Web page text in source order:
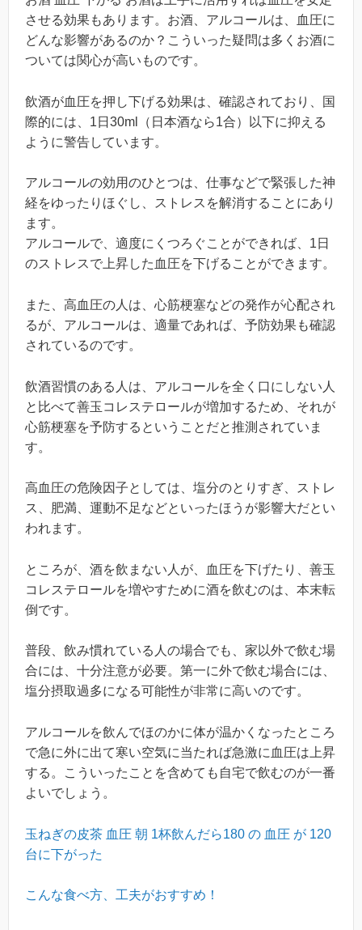
させる効果もあります。お酒、アルコールは、血圧に
どんな影響があるのか？こういった疑問は多くお酒に
ついては関心が高いものです。
飲酒が血圧を押し下げる効果は、確認されており、国
際的には、1日30ml（日本酒なら1合）以下に抑える
ように警告しています。
アルコールの効用のひとつは、仕事などで緊張した神
経をゆったりほぐし、ストレスを解消することにあり
ます。
アルコールで、適度にくつろぐことができれば、1日
のストレスで上昇した血圧を下げることができます。
また、高血圧の人は、心筋梗塞などの発作が心配され
るが、アルコールは、適量であれば、予防効果も確認
されているのです。
飲酒習慣のある人は、アルコールを全く口にしない人
と比べて善玉コレステロールが増加するため、それが
心筋梗塞を予防するということだと推測されていま
す。
高血圧の危険因子としては、塩分のとりすぎ、ストレ
ス、肥満、運動不足などといったほうが影響大だとい
われます。
ところが、酒を飲まない人が、血圧を下げたり、善玉
コレステロールを増やすために酒を飲むのは、本末転
倒です。
普段、飲み慣れている人の場合でも、家以外で飲む場
合には、十分注意が必要。第一に外で飲む場合には、
塩分摂取過多になる可能性が非常に高いのです。
アルコールを飲んでほのかに体が温かくなったところ
で急に外に出て寒い空気に当たれば急激に血圧は上昇
する。こういったことを含めても自宅で飲むのが一番
よいでしょう。
玉ねぎの皮茶 血圧 朝 1杯飲んだら180 の 血圧 が 120
台に下がった
こんな食べ方、工夫がおすすめ！